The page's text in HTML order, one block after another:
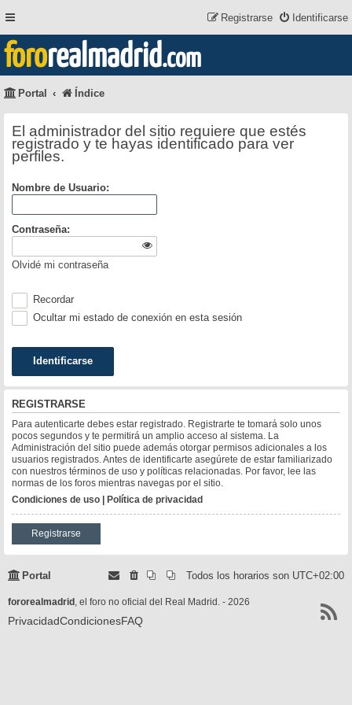
Identificarse
Registrarse
fororealmadrid.com
Portal Índice
El administrador del sitio requiere que estés
registrado y te hayas identificado para ver
perfiles.
Nombre de Usuario:
Contraseña:
Olvidé mi contraseña
Recordar
Ocultar mi estado de conexión en esta sesión
REGISTRARSE
Para autenticarte debes estar registrado. Registrarte te tomará solo unos
pocos segundos y te permitirá un amplio acceso al sistema. La
Administración del sitio puede además otorgar permisos adicionales a los
usuarios registrados. Antes de identificarte asegúrete de estar familiarizado
con nuestros términos de uso y políticas relacionadas. Por favor, lee las
normas de los foros mientras navegas por el sitio.
Condiciones de uso | Política de privacidad
Registrarse
Portal Todos los horarios son UTC+02:00
fororealmadrid , el foro no oficial del Real Madrid. - 2026
PrivacidadCondicionesFAQ